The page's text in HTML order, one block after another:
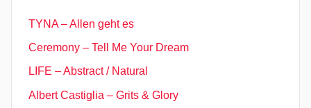
TYNA – Allen geht es
Ceremony – Tell Me Your Dream
LIFE – Abstract / Natural
Albert Castiglia – Grits & Glory